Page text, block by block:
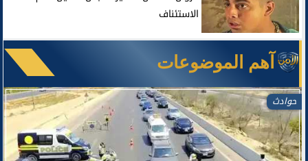
الاستئناف
آهم الموضوعات
حوادث